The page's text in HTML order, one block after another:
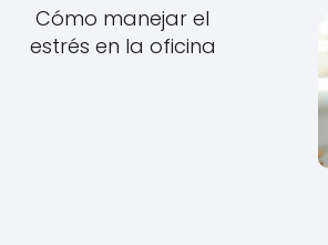
Cómo manejar el
estrés en la oficina